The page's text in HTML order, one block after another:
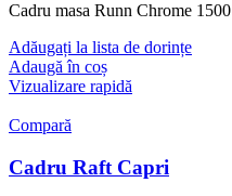
Cadru masa Runn Chrome 1500
Adăugați la lista de dorințe
Adaugă în coș
Vizualizare rapidă
Compară
Cadru Raft Capri